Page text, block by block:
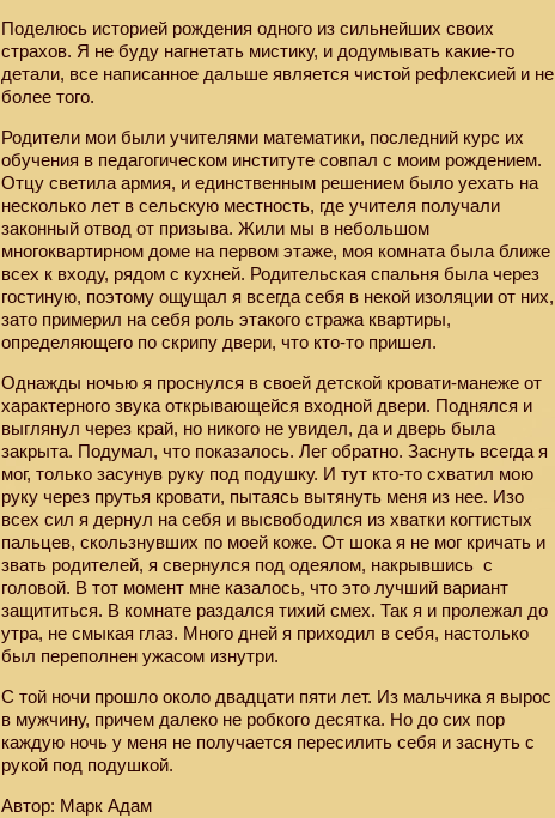
Поделюсь историей рождения одного из сильнейших своих
страхов. Я не буду нагнетать мистику, и додумывать какие-то
детали, все написанное дальше является чистой рефлексией и не
более того.
Родители мои были учителями математики, последний курс их
обучения в педагогическом институте совпал с моим рождением.
Отцу светила армия, и единственным решением было уехать на
несколько лет в сельскую местность, где учителя получали
законный отвод от призыва. Жили мы в небольшом
многоквартирном доме на первом этаже, моя комната была ближе
всех к входу, рядом с кухней. Родительская спальня была через
гостиную, поэтому ощущал я всегда себя в некой изоляции от них,
зато примерил на себя роль этакого стража квартиры,
определяющего по скрипу двери, что кто-то пришел.
Однажды ночью я проснулся в своей детской кровати-манеже от
характерного звука открывающейся входной двери. Поднялся и
выглянул через край, но никого не увидел, да и дверь была
закрыта. Подумал, что показалось. Лег обратно. Заснуть всегда я
мог, только засунув руку под подушку. И тут кто-то схватил мою
руку через прутья кровати, пытаясь вытянуть меня из нее. Изо
всех сил я дернул на себя и высвободился из хватки когтистых
пальцев, скользнувших по моей коже. От шока я не мог кричать и
звать родителей, я свернулся под одеялом, накрывшись с
головой. В тот момент мне казалось, что это лучший вариант
защититься. В комнате раздался тихий смех. Так я и пролежал до
утра, не смыкая глаз. Много дней я приходил в себя, настолько
был переполнен ужасом изнутри.
С той ночи прошло около двадцати пяти лет. Из мальчика я вырос
в мужчину, причем далеко не робкого десятка. Но до сих пор
каждую ночь у меня не получается пересилить себя и заснуть с
рукой под подушкой.
Автор: Марк Адам